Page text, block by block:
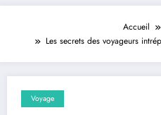
Accueil
Les secrets des voyageurs
Voyage